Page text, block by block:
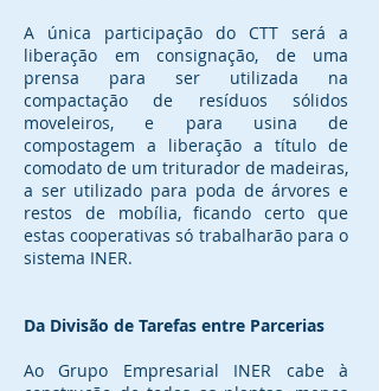
A única participação do CTT será a
liberação em consignação, de uma
prensa para ser utilizada na
compactação de resíduos sólidos
moveleiros, e para usina de
compostagem a liberação a título de
comodato de um triturador de madeiras,
a ser utilizado para poda de árvores e
restos de mobília, ficando certo que
estas cooperativas só trabalharão para o
sistema INER.
Da Divisão de Tarefas entre Parcerias
Ao Grupo Empresarial INER cabe à